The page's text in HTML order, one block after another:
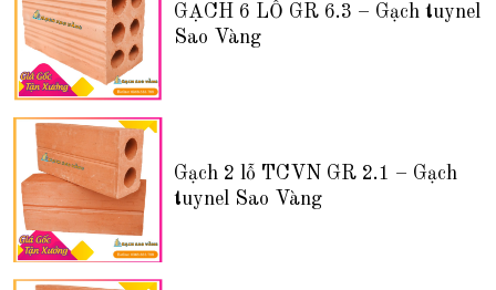
GẠCH 6 LỖ GR 6.3 – Gạch tuynel
Sao Vàng
Gạch 2 lỗ TCVN GR 2.1 – Gạch
tuynel Sao Vàng